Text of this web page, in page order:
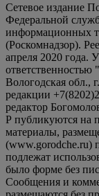
Сетевое издание
Федеральной
информационных
(Роскомнадзор).
апреля 2020 года.
Вологодская обл.,
редакции
редактор
Р публикуются на
материалы,
подлежат
было форме без
Сообщения и